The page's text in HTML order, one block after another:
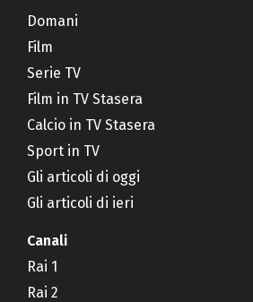
Domani
Film
Serie TV
Film in TV Stasera
Calcio in TV Stasera
Sport in TV
Gli articoli di oggi
Gli articoli di ieri
Canali
Rai 1
Rai 2